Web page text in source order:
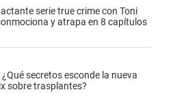
serie true crime con Toni
y atrapa en 8 capítulos
secretos esconde la nueva
sobre trasplantes?